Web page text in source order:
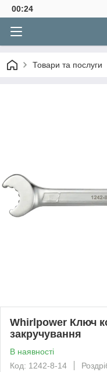
00:24
Товари та послуги
Whirlpower Ключ
закручування
В наявності
Код: 1242-8-14